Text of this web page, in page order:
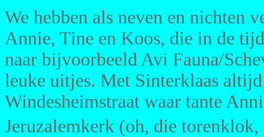
We hebben als neven en nichten
Annie, Tine en Koos, die in de
naar bijvoorbeeld Avi Fauna/
leuke uitjes. Met Sinterklaas altijd
Windesheimstraat waar tante
Jeruzalemkerk (oh, die